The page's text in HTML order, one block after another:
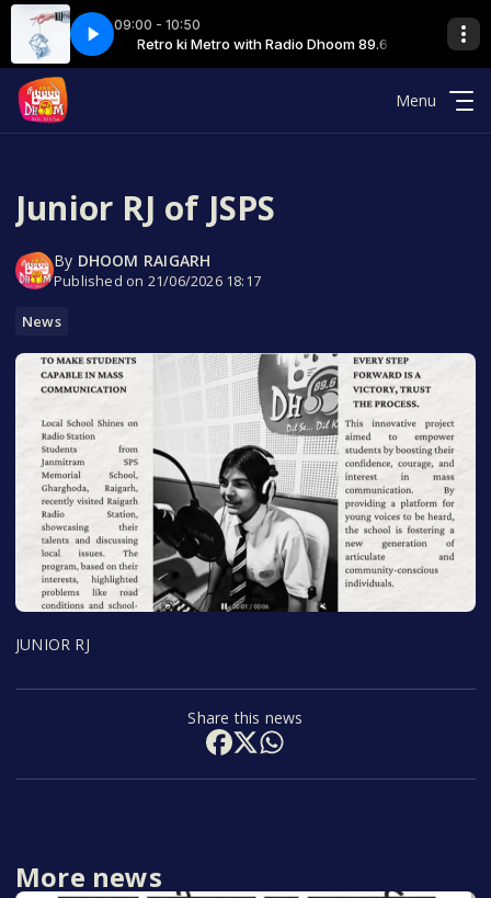
09:00 - 10:50
89.6 Retro ki Metro with Radio Dhoom 89.6
2023 04 RETRO KI METRO 04-08-2023
SMITA SINGHAL हमारा रायगढ़ - host Smita Singhal with SMITA SINGHAL
Menu
Junior RJ of JSPS
By DHOOM RAIGARH
Published on 21/06/2026 18:17
News
JUNIOR RJ
Share this news
More news